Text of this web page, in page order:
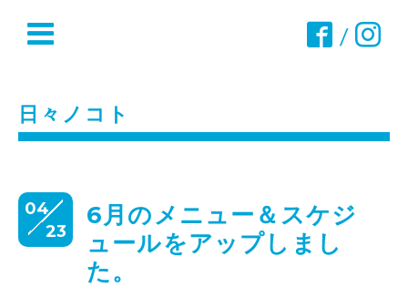
/
日々ノコト
04
23
6月のメニュー＆スケジ
ュールをアップしまし
た。